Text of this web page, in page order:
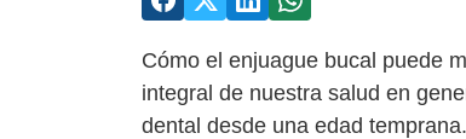
Cómo el enjuague bucal puede
integral de nuestra salud en
dental desde una edad